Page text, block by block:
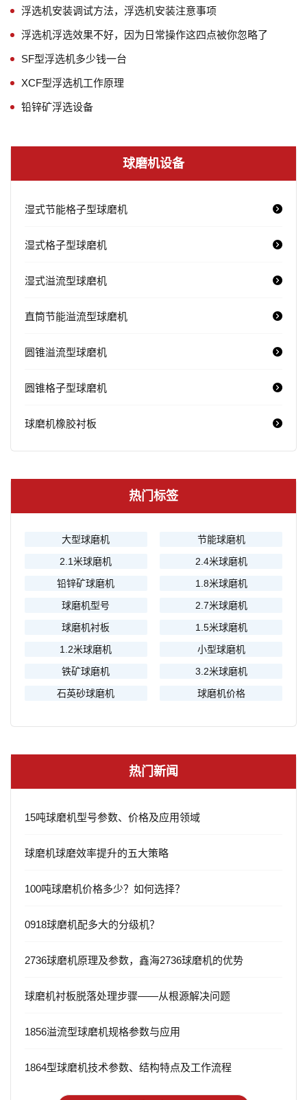
浮选机安装调试方法，浮选机安装注意事项
浮选机浮选效果不好，因为日常操作这四点被你忽略了
SF型浮选机多少钱一台
XCF型浮选机工作原理
铅锌矿浮选设备
球磨机设备
湿式节能格子型球磨机
湿式格子型球磨机
湿式溢流型球磨机
直筒节能溢流型球磨机
圆锥溢流型球磨机
圆锥格子型球磨机
球磨机橡胶衬板
热门标签
大型球磨机
节能球磨机
2.1米球磨机
2.4米球磨机
铅锌矿球磨机
1.8米球磨机
球磨机型号
2.7米球磨机
球磨机衬板
1.5米球磨机
1.2米球磨机
小型球磨机
铁矿球磨机
3.2米球磨机
石英砂球磨机
球磨机价格
热门新闻
15吨球磨机型号参数、价格及应用领域
球磨机球磨效率提升的五大策略
100吨球磨机价格多少？如何选择？
0918球磨机配多大的分级机？
2736球磨机原理及参数，鑫海2736球磨机的优势
球磨机衬板脱落处理步骤——从根源解决问题
1856溢流型球磨机规格参数与应用
1864型球磨机技术参数、结构特点及工作流程